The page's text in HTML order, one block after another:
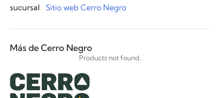
sucursal Sitio web Cerro Negro
Más de Cerro Negro
Products not found.